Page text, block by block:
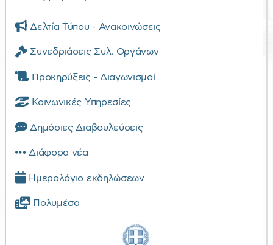
Δελτία Τύπου - Ανακοινώσεις
Συνεδριάσεις Συλ. Οργάνων
Προκηρύξεις - Διαγωνισμοί
Κοινωνικές Υπηρεσίες
Δημόσιες Διαβουλεύσεις
Διάφορα νέα
Ημερολόγιο εκδηλώσεων
Πολυμέσα